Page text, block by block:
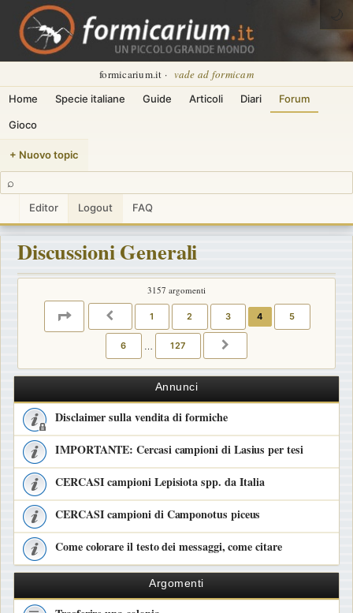
formicarium.it · vade ad formicam
Home Specie italiane Guide Articoli Diari Forum
Gioco
+ Nuovo topic
⌕
Editor Logout FAQ
🌙
Discussioni Generali
3157 argomenti
PAGINA4 127
PRECEDENTE
1 2 3 4 5
6 … 127
Annunci
Disclaimer sulla vendita di formiche
IMPORTANTE: Cercasi campioni di Lasius per tesi
CERCASI campioni Lepisiota spp. da Italia
CERCASI campioni di Camponotus piceus
Come colorare il testo dei messaggi, come citare
Argomenti